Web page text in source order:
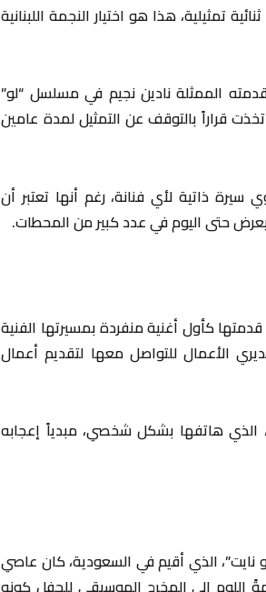
تمثيلية، هذا هو اختيار النجمة اللبنانية
الممثلة نادين نجيم في مسلسل “لو”
قراراً بالتوقف عن التمثيل لمدة عامين
ذاتية لأي فنانة، رغم أنها تعتبر أن
حتى اليوم في عدد كبير من المحطات.
قدمتها كأول أغنية منفردة بمسيرتها الفنية
الأعمال للتواصل معها لتقديم أعمال
الذي هاتفها بشكل شخصي، مبدياً إعجابه
الذي أقيم في السعودية، كان عاصي
اللوم إلى المخرج الموسيقي للحفل كونه